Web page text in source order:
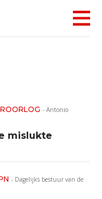
- Antonio
mislukte
- Dagelijks bestuur van de